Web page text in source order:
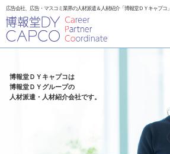
広告会社、広告・マスコミ業界の人材派遣＆人材紹介「博報堂ＤＹキャプコ」
博報堂ＤＹキャプコは
博報堂ＤＹグループの
人材派遣・人材紹介会社です。